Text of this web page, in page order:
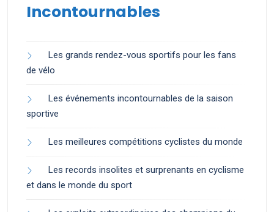
Incontournables
Les grands rendez-vous sportifs pour les fans
de vélo
Les événements incontournables de la saison
sportive
Les meilleures compétitions cyclistes du monde
Les records insolites et surprenants en cyclisme
et dans le monde du sport